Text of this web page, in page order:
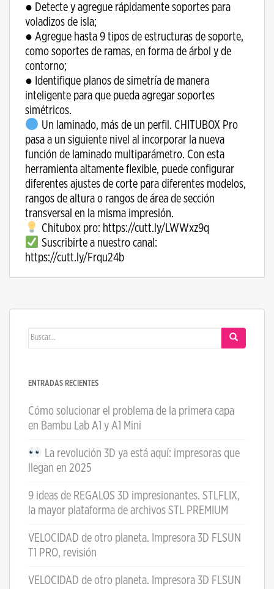
● Detecte y agregue rápidamente soportes para
voladizos de isla;
● Agregue hasta 9 tipos de estructuras de soporte,
como soportes de ramas, en forma de árbol y de
contorno;
● Identifique planos de simetría de manera
inteligente para que pueda agregar soportes
simétricos.
Un laminado, más de un perfil. CHITUBOX Pro
pasa a un siguiente nivel al incorporar la nueva
función de laminado multiparámetro. Con esta
herramienta altamente flexible, puede configurar
diferentes ajustes de corte para diferentes modelos,
rangos de altura o rangos de área de sección
transversal en la misma impresión.
Chitubox pro: https://cutt.ly/LWWxz9q
Suscribirte a nuestro canal:
https://cutt.ly/Frqu24b
Buscar:
ENTRADAS RECIENTES
Cómo solucionar el problema de la primera capa
en Bambu Lab A1 y A1 Mini
La revolución 3D ya está aquí: impresoras que
llegan en 2025
9 ideas de REGALOS 3D impresionantes. STLFLIX,
la mayor plataforma de archivos STL PREMIUM
VELOCIDAD de otro planeta. Impresora 3D FLSUN
T1 PRO, revisión
VELOCIDAD de otro planeta. Impresora 3D FLSUN